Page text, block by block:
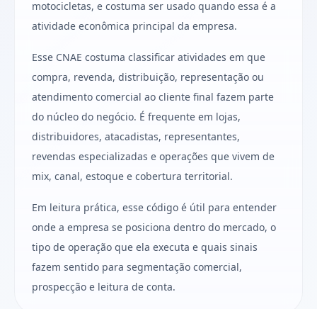
motocicletas, e costuma ser usado quando essa é a
atividade econômica principal da empresa.
Esse CNAE costuma classificar atividades em que
compra, revenda, distribuição, representação ou
atendimento comercial ao cliente final fazem parte
do núcleo do negócio. É frequente em lojas,
distribuidores, atacadistas, representantes,
revendas especializadas e operações que vivem de
mix, canal, estoque e cobertura territorial.
Em leitura prática, esse código é útil para entender
onde a empresa se posiciona dentro do mercado, o
tipo de operação que ela executa e quais sinais
fazem sentido para segmentação comercial,
prospecção e leitura de conta.